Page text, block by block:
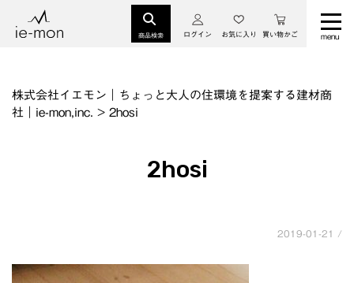
商品検索 ログイン お気に入り 買い物かご
株式会社イエモン｜ちょっと大人の住環境を提案する建材商
社｜ie-mon,inc. > 2hosi
2hosi
2019-01-21 /